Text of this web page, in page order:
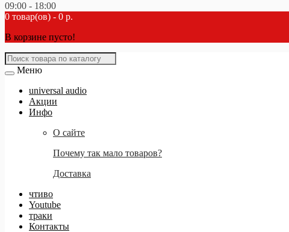
09:00 - 18:00
0 товар(ов) - 0 р.
В корзине пусто!
Меню
universal audio
Акции
Инфо
О сайте
Почему так мало товаров?
Доставка
чтиво
Youtube
траки
Контакты